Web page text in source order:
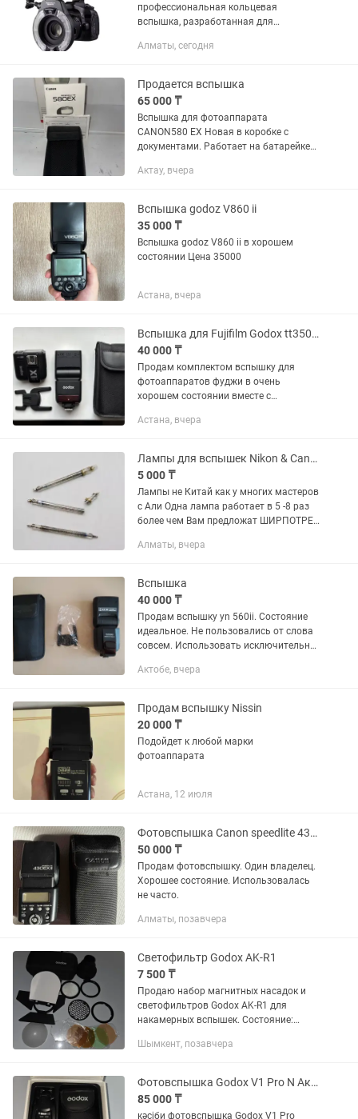
профессиональная кольцевая
вспышка, разработанная для
фотографии, обеспечивающая
детализацию снимков. Независимая...
Алматы, сегодня
Продается вспышка
65 000 ₸
Вспышка для фотоаппарата
CANON580 EX Новая в коробке с
документами. Работает на батарейке
Актау, вчера
Вспышка godoz V860 ii
35 000 ₸
Вспышка godoz V860 ii в хорошем
состоянии Цена 35000
Астана, вчера
Вспышка для Fujifilm Godox tt350 с синхронизатором x1tf
40 000 ₸
Продам комплектом вспышку для
фотоаппаратов фуджи в очень
хорошем состоянии вместе с
пальчиковых батареек. Бонусом отдам
профессиональных...
Астана, вчера
Лампы для вспышек Nikon & Canon Лампы не Китай
5 000 ₸
Лампы не Китай как у многих мастеров
с Али Одна лампа работает в 5 -8 раз
более чем Вам предложат ШИРПОТРЕБ
Отправка в регионы Nikon SB600, Nikon
Алматы, вчера
Вспышка
40 000 ₸
Продам вспышку yn 560ii. Состояние
идеальное. Не пользовались от слова
совсем. Использовать исключительно
комплект не поставляю). В общем
Актобе, вчера
Продам вспышку Nissin
20 000 ₸
Подойдет к любой марки
фотоаппарата
Астана, 12 июля
Фотовспышка Canon speedlite 430ex ii
50 000 ₸
Продам фотовспышку. Один владелец.
Хорошее состояние. Использовалась
не часто.
Алматы, позавчера
Светофильтр Godox AK-R1
7 500 ₸
Продаю набор магнитных насадок и
светофильтров Godox AK-R1 для
накамерных вспышек. Состояние:
рабочем состоянии. Комплект:
(сотовый...
Шымкент, позавчера
Фотовспышка Godox V1 Pro N Аккумулятор Godox VB30
85 000 ₸
кәсіби фотовспышка Godox V1 Pro